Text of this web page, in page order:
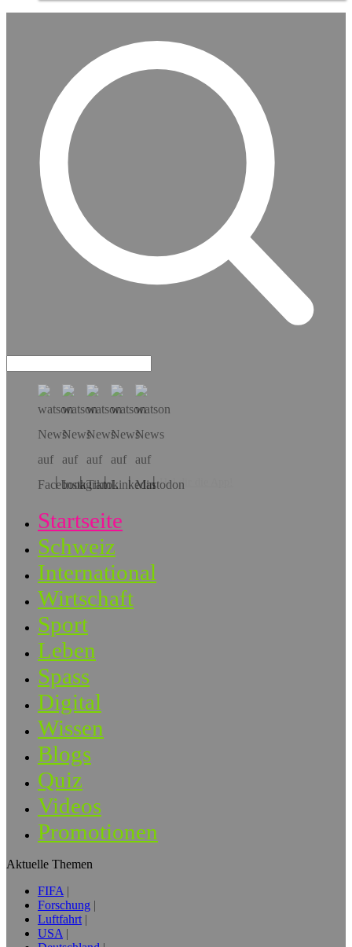
Hol dir die App!
Startseite
Schweiz
International
Wirtschaft
Sport
Leben
Spass
Digital
Wissen
Blogs
Quiz
Videos
Promotionen
Aktuelle Themen
FIFA
Forschung
Luftfahrt
USA